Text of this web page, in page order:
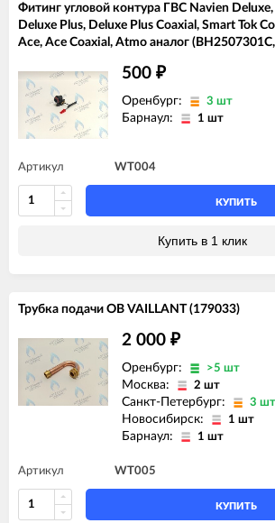
Фитинг угловой контура ГВС Navien
Deluxe Plus, Deluxe Plus Coaxial, Smart Tok
Ace, Ace Coaxial, Atmo аналог
500 ₽
Оренбург: 3 шт
Барнаул: 1 шт
Артикул WT004
КУПИТЬ
Купить в 1 клик
Трубка подачи ОВ VAILLANT (179033)
2 000 ₽
Оренбург: >5 шт
Москва: 2 шт
Санкт-Петербург: 3 шт
Новосибирск: 1 шт
Барнаул: 1 шт
Артикул WT005
КУПИТЬ